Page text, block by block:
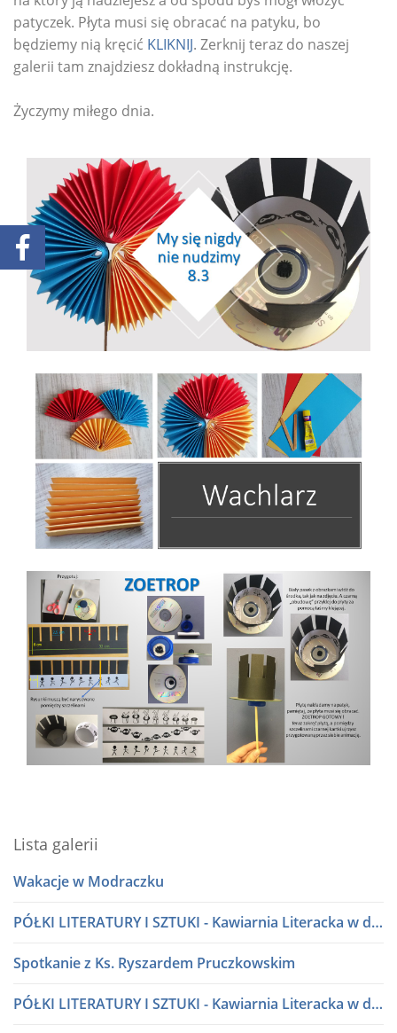
patyczek. Płyta musi się obracać na patyku, bo
będziemy nią kręcić KLIKNIJ. Zerknij teraz do naszej
galerii tam znajdziesz dokładną instrukcję.
Życzymy miłego dnia.
Lista galerii
Wakacje w Modraczku
PÓŁKI LITERATURY I SZTUKI - Kawiarnia Literacka w dialogu
Spotkanie z Ks. Ryszardem Pruczkowskim
PÓŁKI LITERATURY I SZTUKI - Kawiarnia Literacka w dialogu